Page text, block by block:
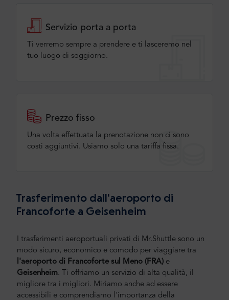
Servizio porta a porta
Ti verremo sempre a prendere e ti lasceremo nel
tuo luogo di soggiorno.
Prezzo fisso
Una volta effettuata la prenotazione non ci sono
costi aggiuntivi. Usiamo solo una tariffa fissa.
Trasferimento dall'aeroporto di
Francoforte a Geisenheim
I trasferimenti aeroportuali privati di Mr.Shuttle sono un
modo sicuro, economico e comodo per viaggiare tra
l'aeroporto di Francoforte sul Meno (FRA) e
Geisenheim.
Ti offriamo un servizio di alta qualità, il
migliore tra i migliori. Miriamo anche ad essere
accessibili e comprendiamo l'importanza della